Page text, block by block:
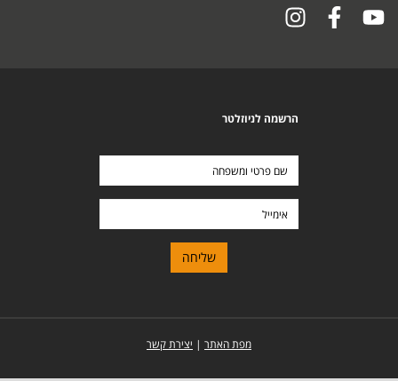
הרשמה לניוזלטר
מפת האתר | יצירת קשר